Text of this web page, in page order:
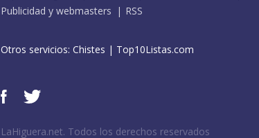
Publicidad y webmasters
RSS
Otros servicios: Chistes | Top10Listas.com
LaHiguera.net. Todos los derechos reservados